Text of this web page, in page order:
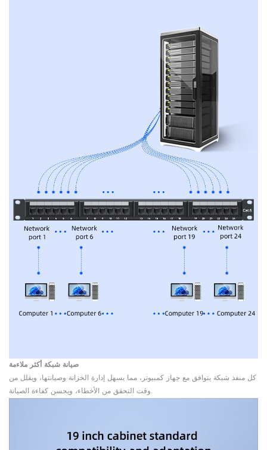
صيانة شبكة أكثر ملاءمة
كل منفذ شبكة يتوافق مع جهاز كمبيوتر، مما يسهل إدارة الخزانة وصيانتها، ويقلل من
وقت التحقق من الأخطاء، ويحسن كفاءة الصيانة.